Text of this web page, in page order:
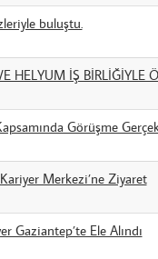
buluştu.
HELYUM İŞ BİRLİĞİYLE
Görüşme
Merkezi’ne Ziyaret
Gaziantep’te Ele Alındı